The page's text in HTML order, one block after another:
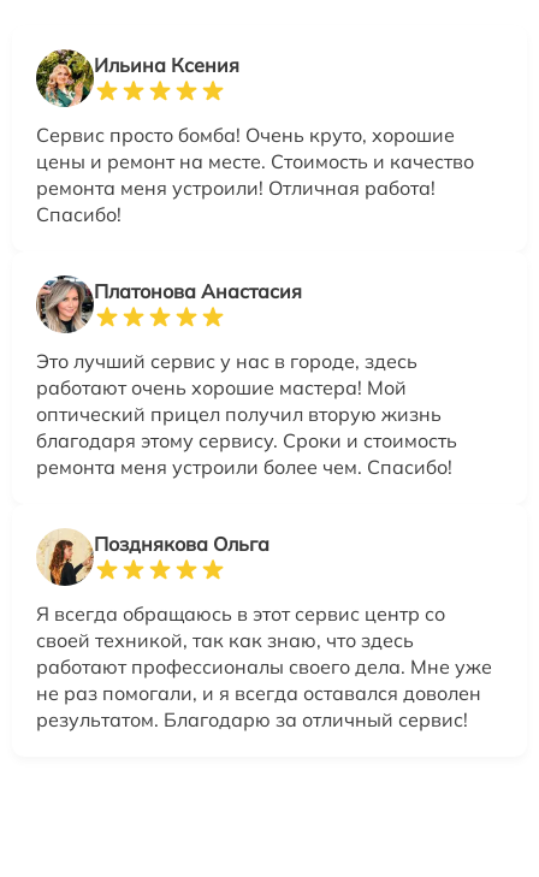
Ильина Ксения
Сервис просто бомба! Очень круто, хорошие
цены и ремонт на месте. Стоимость и качество
ремонта меня устроили! Отличная работа!
Спасибо!
Платонова Анастасия
Это лучший сервис у нас в городе, здесь
работают очень хорошие мастера! Мой
оптический прицел получил вторую жизнь
благодаря этому сервису. Сроки и стоимость
ремонта меня устроили более чем. Спасибо!
Позднякова Ольга
Я всегда обращаюсь в этот сервис центр со
своей техникой, так как знаю, что здесь
работают профессионалы своего дела. Мне уже
не раз помогали, и я всегда оставался доволен
результатом. Благодарю за отличный сервис!